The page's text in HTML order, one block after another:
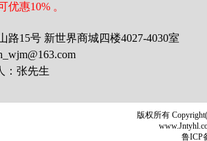
优惠10% 。
路15号 新世界商城四楼4027-4030室
：张先生
版权所有
鲁ICP